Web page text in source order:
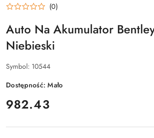
(0)
Auto Na Akumulator
Niebieski
Symbol: 10544
Dostępność:Mało
cena:
982.43